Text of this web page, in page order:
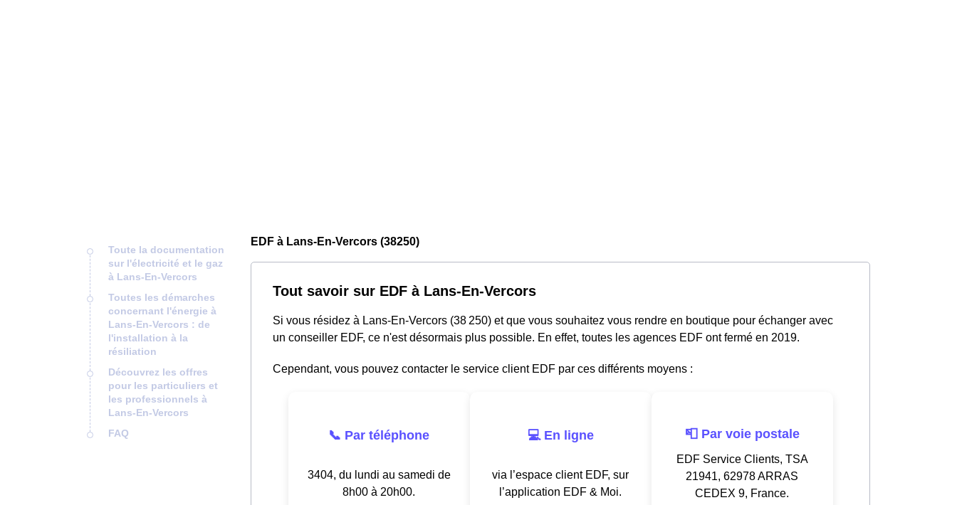
Toute la documentation
sur l'électricité et le gaz
à Lans-En-Vercors
Toutes les démarches
concernant l'énergie à
Lans-En-Vercors : de
l'installation à la
résiliation
Découvrez les offres
pour les particuliers et
les professionnels à
Lans-En-Vercors
FAQ
EDF à Lans-En-Vercors (38250)
Tout savoir sur EDF à Lans-En-Vercors
Si vous résidez à Lans-En-Vercors (38 250) et que vous souhaitez vous rendre en boutique pour échanger avec
un conseiller EDF, ce n'est désormais plus possible. En effet, toutes les agences EDF ont fermé en 2019.
Cependant, vous pouvez contacter le service client EDF par ces différents moyens :
📞 Par téléphone
3404, du lundi au samedi de
8h00 à 20h00.
💻 En ligne
via l’espace client EDF, sur
l’application EDF & Moi.
📮 Par voie postale
EDF Service Clients, TSA
21941, 62978 ARRAS
CEDEX 9, France.